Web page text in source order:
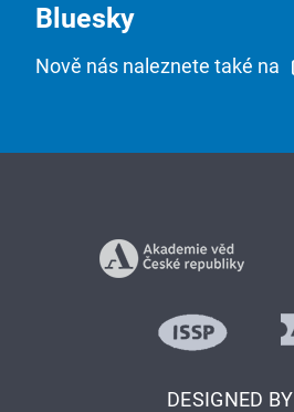
Bluesky
Nově nás naleznete také na
DESIGNED BY